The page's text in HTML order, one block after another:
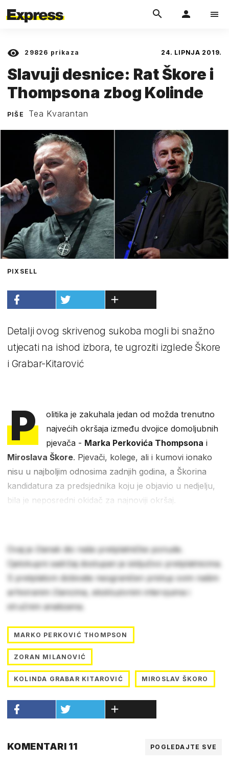
29826 prikaza 24. LIPNJA 2019.
Slavuji desnice: Rat Škore i
Thompsona zbog Kolinde
PIŠE Tea Kvarantan
PIXSELL
Detalji ovog skrivenog sukoba mogli bi snažno
utjecati na ishod izbora, te ugroziti izglede Škore
i Grabar-Kitarović
P
olitika je zakuhala jedan od možda trenutno
najvećih okršaja između dvojice domoljubnih
pjevača - Marka Perkovića Thompsona i
Miroslava Škore. Pjevači, kolege, ali i kumovi ionako
nisu u najboljim odnosima zadnjih godina, a Škorina
kandidatura za predsjednika koju je objavio u nedjelju,
bila je neposredni okidač za najnoviji okršaj.
Ovaj je članak dio naše pretplatničke ponude.
Cjelokupni sadržaj dostupan je isključivo pretplatnicima.
S pretplatom dobivate neograničen pristup svim našim
arhiviranim člancima, ekskluzivnim intervjuima i
stručnim analizama.
MARKO PERKOVIĆ THOMPSON
ZORAN MILANOVIĆ
KOLINDA GRABAR KITAROVIĆ MIROSLAV ŠKORO
KOMENTARI 11 POGLEDAJTE SVE